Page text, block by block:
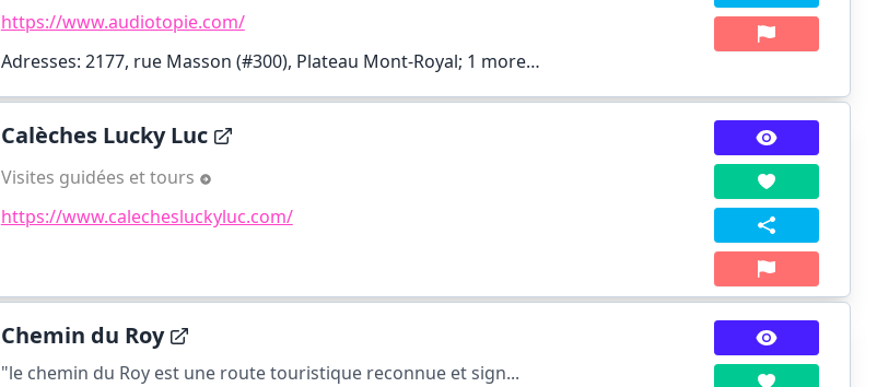
https://www.audiotopie.com/
Adresses: 2177, rue Masson (#300), Plateau Mont-Royal; 1 more…
Calèches Lucky Luc
Visites guidées et tours
https://www.calechesluckyluc.com/
Chemin du Roy
"le chemin du Roy est une route touristique reconnue et sign...